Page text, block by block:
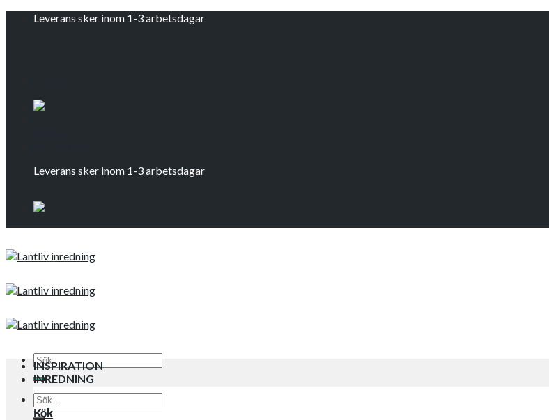
Leverans sker inom 1-3 arbetsdagar
Leverans sker inom 1-3 arbetsdagar
Sök
efter:
Sök
efter:
INSPIRATION
INREDNING
Kök